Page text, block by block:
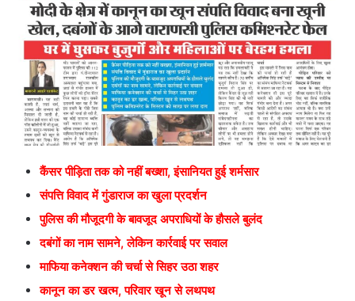
कैंसर पीड़िता तक को नहीं बख्शा, इंसानियत हुई शर्मसार
संपत्ति विवाद में गुंडाराज का खुला प्रदर्शन
पुलिस की मौजूदगी के बावजूद अपराधियों के हौसले बुलंद
दबंगों का नाम सामने, लेकिन कार्रवाई पर सवाल
माफिया कनेक्शन की चर्चा से सिहर उठा शहर
कानून का डर खत्म, परिवार खून से लथपथ